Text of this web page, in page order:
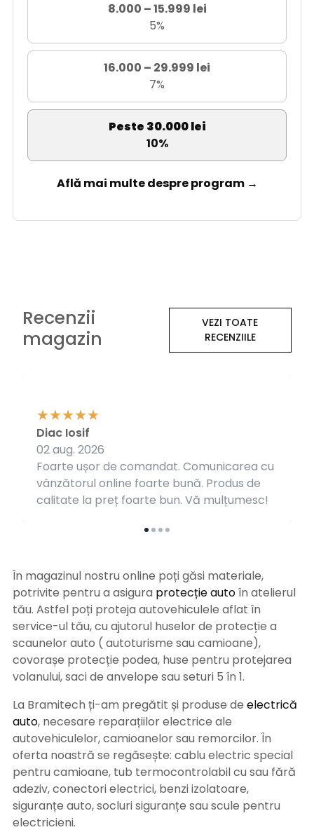
8.000 – 15.999 lei
5%
16.000 – 29.999 lei
7%
Peste 30.000 lei
10%
Află mai multe despre program →
Recenzii
magazin
VEZI TOATE
RECENZIILE
Foarte ușor de comandat. Comunicarea cu
vânzătorul online foarte bună. Produs de
calitate la preț foarte bun. Vă mulțumesc!
Diac Iosif
02 aug. 2026
În magazinul nostru online poți găsi materiale,
potrivite pentru a asigura protecție autoîn atelierul
tău. Astfel poți proteja autovehiculele aflat în
service-ul tău, cu ajutorul huselor de protecție a
scaunelor auto ( autoturisme sau camioane),
covorașe protecție podea, huse pentru protejarea
volanului, saci de anvelope sau seturi 5 în 1.
La Bramitech ți-am pregătit și produse de electrică
auto, necesare reparațiilor electrice ale
autovehiculelor, camioanelor sau remorcilor. În
oferta noastră se regăsește: cablu electric special
pentru camioane, tub termocontrolabil cu sau fără
adeziv, conectori electrici, benzi izolatoare,
siguranțe auto, socluri siguranțe sau scule pentru
electricieni.